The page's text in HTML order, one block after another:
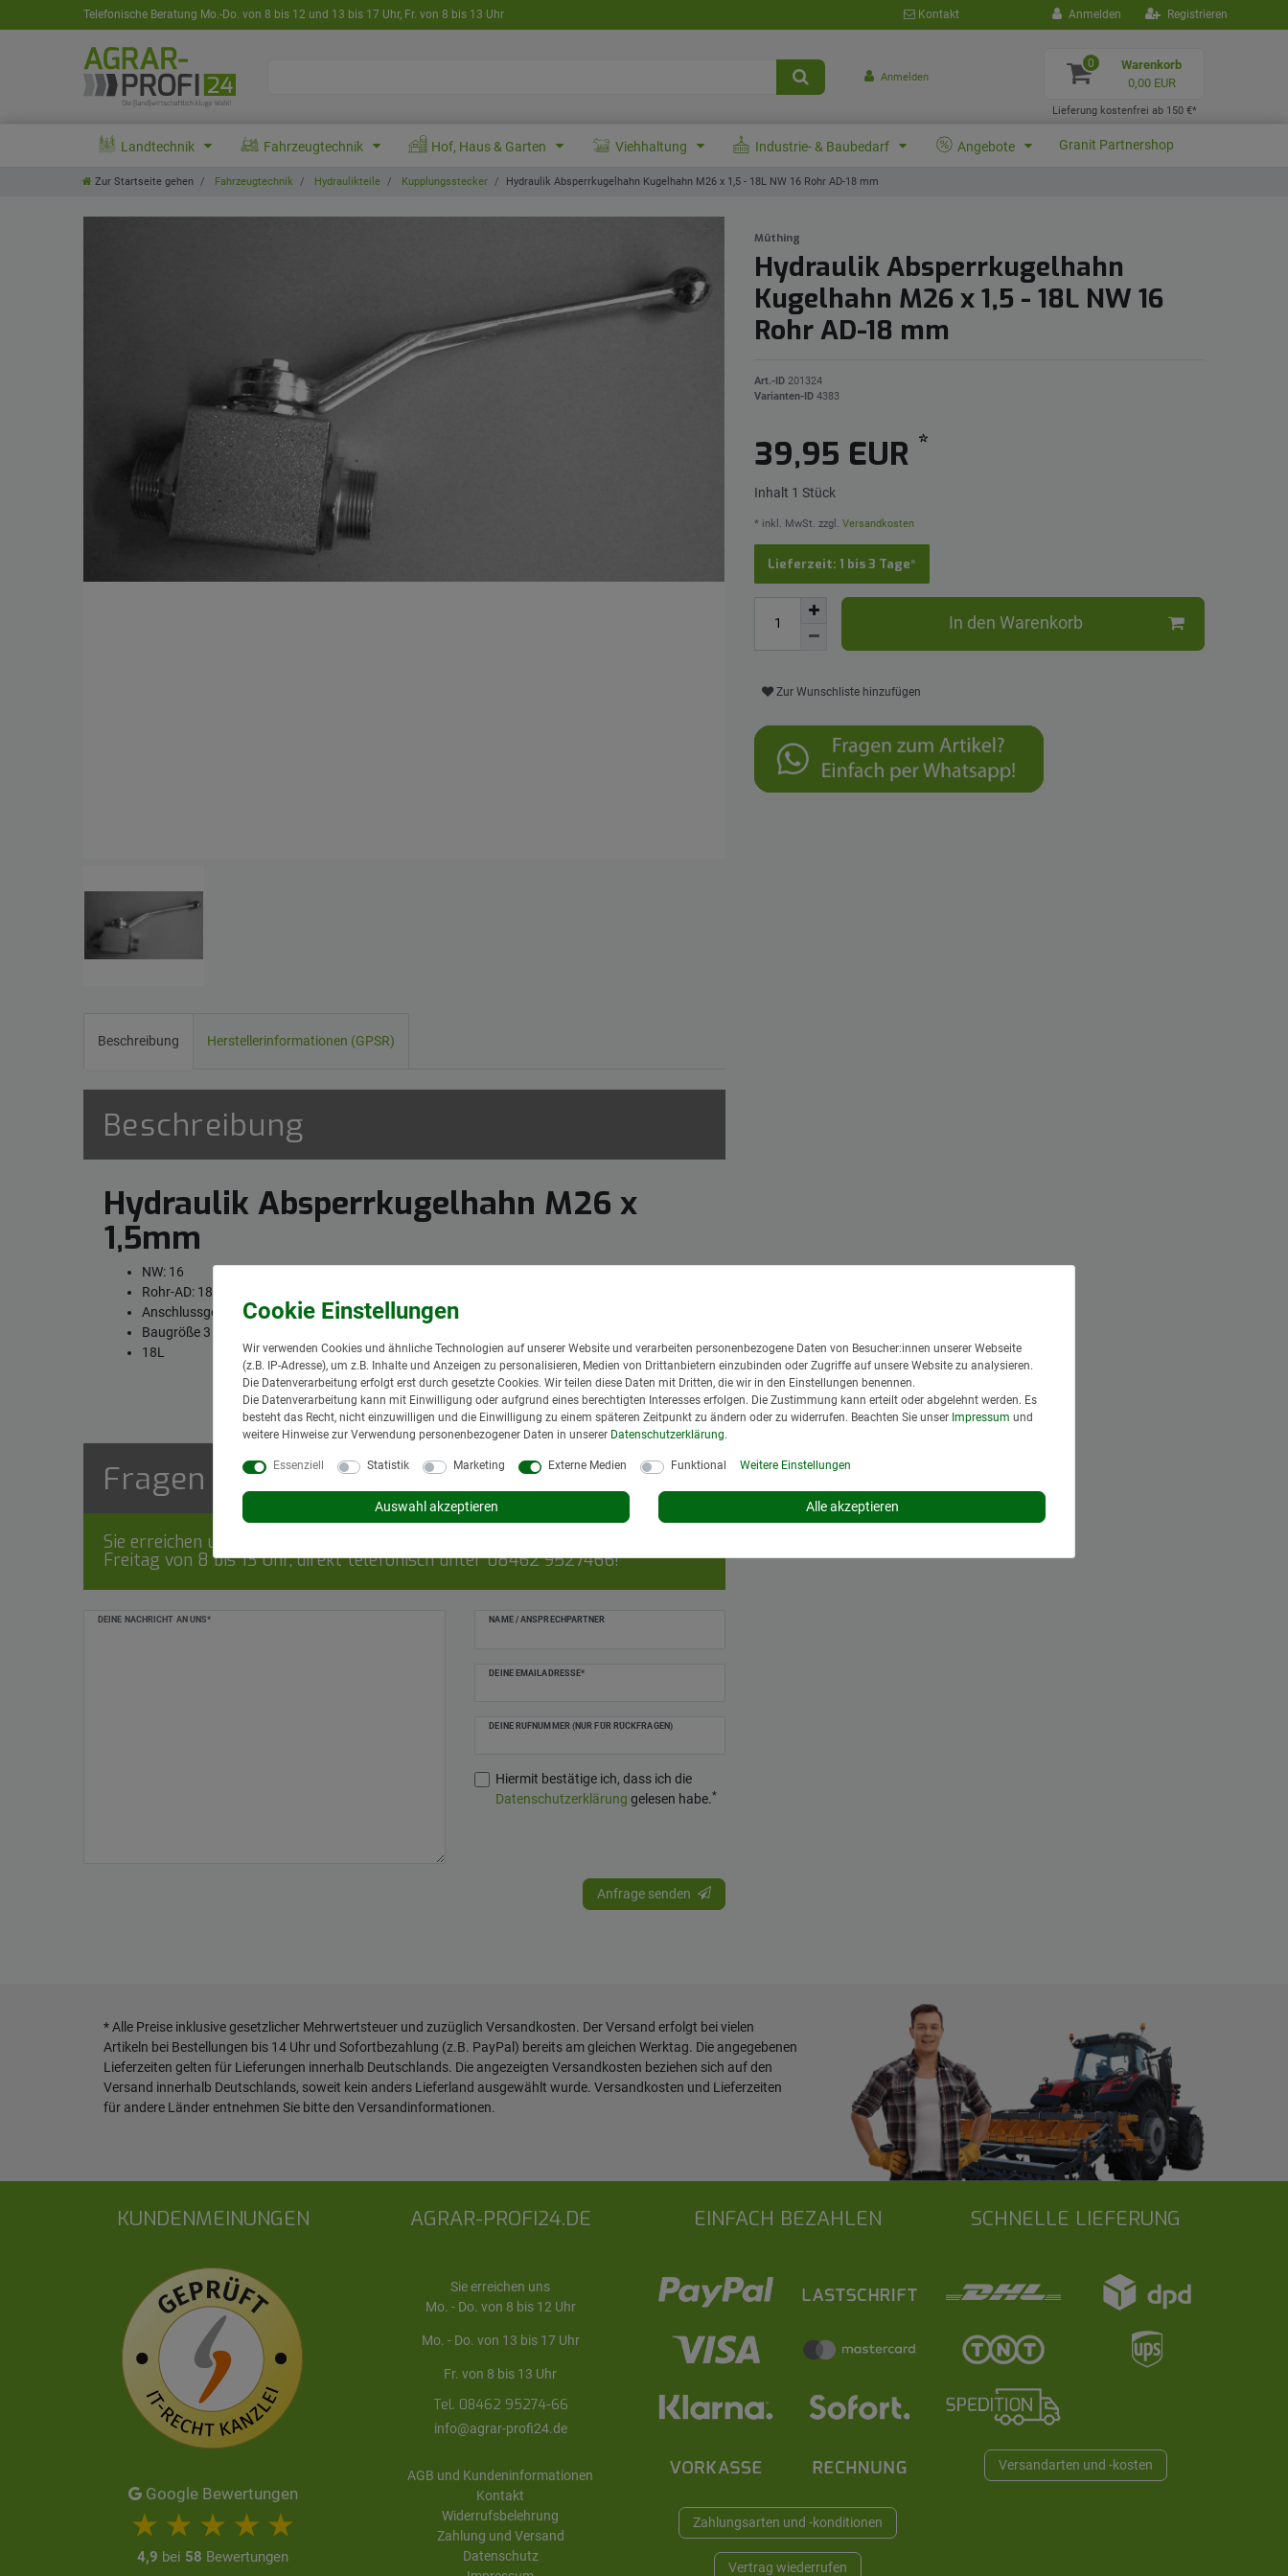
Telefonische Beratung Mo.-Do. von 8 bis 12 und 13 bis 17 Uhr, Fr. von 8 bis 13 Uhr Kontakt Anmelden Registrieren
Anmelden
0
Warenkorb
0,00 EUR
Lieferung kostenfrei ab 150 €*
Landtechnik Fahrzeugtechnik Hof, Haus & Garten Viehhaltung Industrie- & Baubedarf Angebote Granit Partnershop
Zur Startseite gehen Fahrzeugtechnik Hydraulikteile Kupplungsstecker Hydraulik Absperrkugelhahn Kugelhahn M26 x 1,5 - 18L NW 16 Rohr AD-18 mm
Müthing
Hydraulik Absperrkugelhahn
Kugelhahn M26 x 1,5 - 18L NW 16
Rohr AD-18 mm
Art.-ID 201324
Varianten-ID 4383
39,95 EUR *
Inhalt 1 Stück
* inkl. MwSt. zzgl. Versandkosten
Lieferzeit: 1 bis 3 Tage*
In den Warenkorb
Zur Wunschliste hinzufügen
Beschreibung Herstellerinformationen (GPSR)
Beschreibung
Hydraulik Absperrkugelhahn M26 x
1,5mm
NW: 16
Rohr-AD: 18mm
Anschlussgewinde: M26 x 1,5mm
Baugröße 3
18L
Fragen zum Artikel
Sie erreichen uns Montag bis Donnerstag von 8 bis 12 und 13 bis 17 Uhr,
Freitag von 8 bis 13 Uhr, direkt telefonisch unter08462 9527466!
DEINE NACHRICHT AN UNS* NAME / ANSPRECHPARTNER
DEINE EMAILADRESSE*
DEINE RUFNUMMER (NUR FÜR RÜCKFRAGEN)
Hiermit bestätige ich, dass ich die
Daten­schutz­erklärung gelesen habe.*
Ceres::Template.mailFormHoneypotLabel
Anfrage senden
* Alle Preise inklusive gesetzlicher Mehrwertsteuer und zuzüglich Versandkosten. Der Versand erfolgt bei vielen
Artikeln bei Bestellungen bis 14 Uhr und Sofortbezahlung (z.B. PayPal) bereits am gleichen Werktag. Die angegebenen
Lieferzeiten gelten für Lieferungen innerhalb Deutschlands. Die angezeigten Versandkosten beziehen sich auf den
Versand innerhalb Deutschlands, soweit kein anders Lieferland ausgewählt wurde. Versandkosten und Lieferzeiten
für andere Länder entnehmen Sie bitte den Versandinformationen.
EINFACH BEZAHLEN
Zahlungsarten und -konditionen
Vertrag wiederrufen
SCHNELLE LIEFERUNG
Versandarten und -kosten
KUNDENMEINUNGEN
Google Bewertungen
4,9 bei 58 Bewertungen
AGRAR-PROFI24.DE
Sie erreichen uns
Mo. - Do. von 8 bis 12 Uhr
Mo. - Do. von 13 bis 17 Uhr
Fr. von 8 bis 13 Uhr
Tel. 08462 95274-66
info@agrar-profi24.de
AGB und Kundeninformationen
Kontakt
Widerrufsbelehrung
Zahlung und Versand
Datenschutz
Wir verwenden Cookies und ähnliche Technologien auf unserer Website und verarbeiten personenbezogene Daten von Besucher:innen unserer Webseite
(z.B. IP-Adresse), um z.B. Inhalte und Anzeigen zu personalisieren, Medien von Drittanbietern einzubinden oder Zugriffe auf unsere Website zu analysieren.
Die Datenverarbeitung erfolgt erst durch gesetzte Cookies. Wir teilen diese Daten mit Dritten, die wir in den Einstellungen benennen.
Die Datenverarbeitung kann mit Einwilligung oder aufgrund eines berechtigten Interesses erfolgen. Die Zustimmung kann erteilt oder abgelehnt werden. Es
besteht das Recht, nicht einzuwilligen und die Einwilligung zu einem späteren Zeitpunkt zu ändern oder zu widerrufen. Beachten Sie unser Impressum und
weitere Hinweise zur Verwendung personenbezogener Daten in unserer Daten­schutz­erklärung.
Essenziell Statistik Marketing Externe Medien Funktional Weitere Einstellungen
Alle akzeptieren
Auswahl akzeptieren